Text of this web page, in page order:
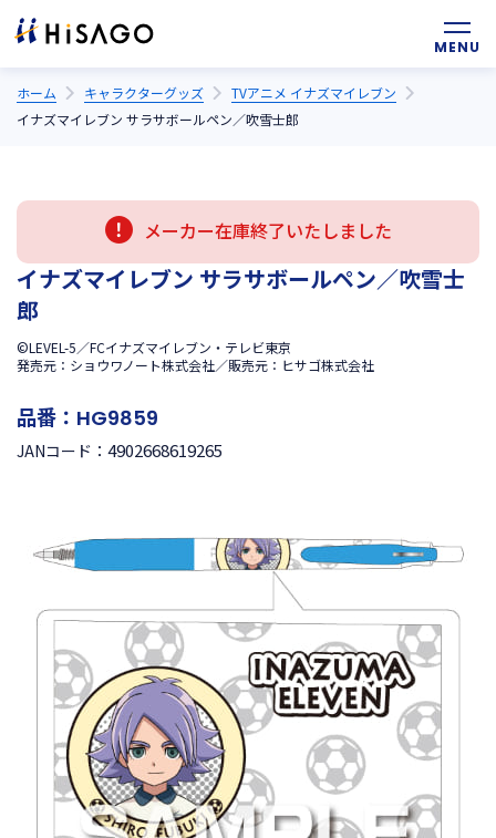
ホーム キャラクターグッズ
TVアニメ イナズマイレブン
イナズマイレブン サラサボールペン／吹雪士郎
メーカー在庫終了いたしました
イナズマイレブン サラサボールペン／吹雪士
郎
©LEVEL-5／FCイナズマイレブン・テレビ東京
発売元：ショウワノート株式会社／販売元：ヒサゴ株式会社
品番： HG9859
JANコード： 4902668619265